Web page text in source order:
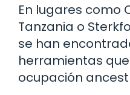
En lugares como
Tanzania o
se han
herramientas
ocupación